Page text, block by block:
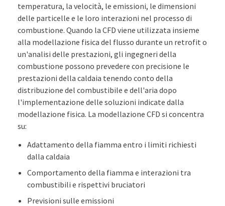
temperatura, la velocità, le emissioni, le dimensioni
delle particelle e le loro interazioni nel processo di
combustione. Quando la CFD viene utilizzata insieme
alla modellazione fisica del flusso durante un retrofit o
un'analisi delle prestazioni, gli ingegneri della
combustione possono prevedere con precisione le
prestazioni della caldaia tenendo conto della
distribuzione del combustibile e dell'aria dopo
l'implementazione delle soluzioni indicate dalla
modellazione fisica. La modellazione CFD si concentra
su:
Adattamento della fiamma entro i limiti richiesti
dalla caldaia
Comportamento della fiamma e interazioni tra
combustibili e rispettivi bruciatori
Previsioni sulle emissioni